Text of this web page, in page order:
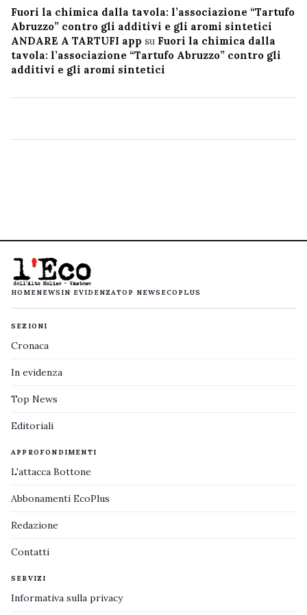
Fuori la chimica dalla tavola: l’associazione “Tartufo
Abruzzo” contro gli additivi e gli aromi sintetici
ANDARE A TARTUFI app su Fuori la chimica dalla
tavola: l’associazione “Tartufo Abruzzo” contro gli
additivi e gli aromi sintetici
HOMENEWS IN EVIDENZATOP NEWS ECOPLUS
SEZIONI
Cronaca
In evidenza
Top News
Editoriali
APPROFONDIMENTI
L'attacca Bottone
Abbonamenti EcoPlus
Redazione
Contatti
SERVIZI
Informativa sulla privacy